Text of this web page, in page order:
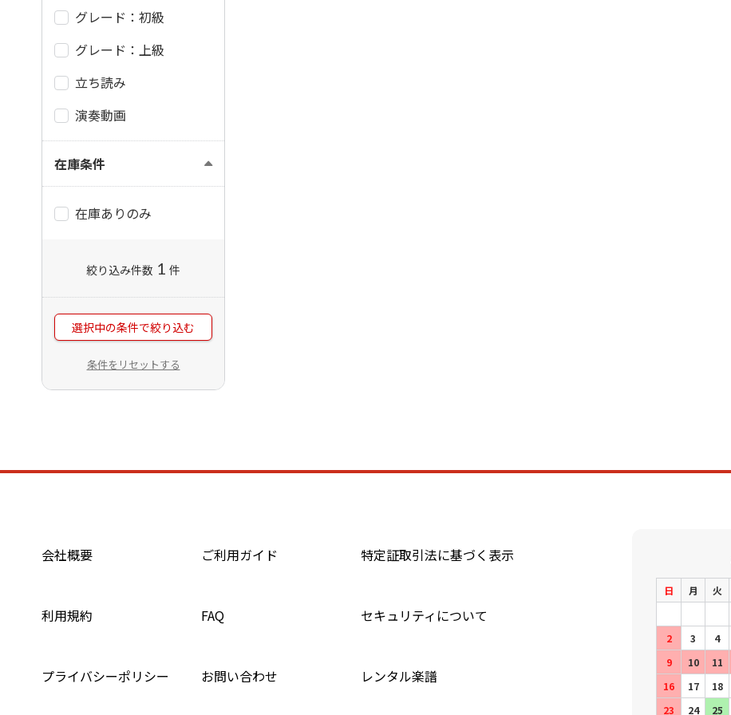
グレード：初級
グレード：上級
立ち読み
演奏動画
在庫条件
在庫ありのみ
絞り込み件数 1 件
選択中の条件で絞り込む
条件をリセットする
会社概要 ご利用ガイド 特定証取引法に基づく表示
利用規約 FAQ セキュリティについて
プライバシーポリシー お問い合わせ レンタル楽譜
日 月 火
2
3 4
9
10 11
16
17 18
23
24 25